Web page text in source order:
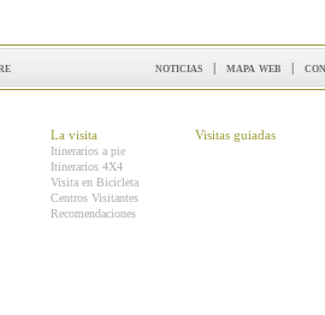
noticias | mapa web |
La visita
Itinerarios a pie
Itinerarios 4X4
Visita en Bicicleta
Centros Visitantes
Recomendaciones
Visitas guiadas